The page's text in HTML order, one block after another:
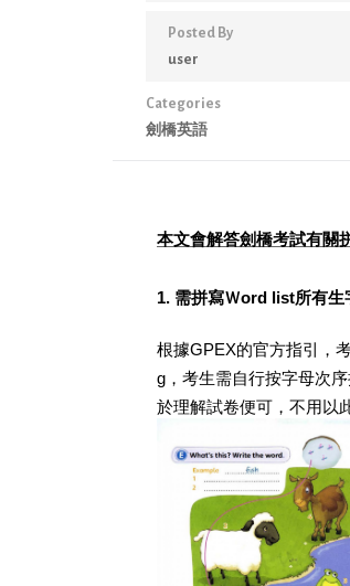
Posted By
user
Categories
劍橋英語
本文會解答劍橋考試有關
1. 需拼寫Ｗord list所有生
根據GPEX的官方指引，
g，考生需自行按字母次
於理解試卷便可，不用以